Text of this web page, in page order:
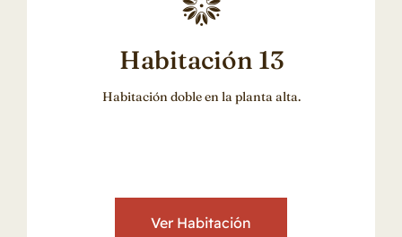
Habitación 13
Habitación doble en la planta alta.
Ver Habitación